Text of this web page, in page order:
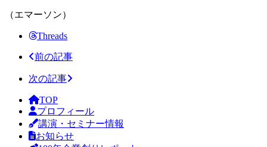
（エマーソン）
Threads
前の記事
次の記事
TOP
プロフィール
講演・セミナー情報
お知らせ